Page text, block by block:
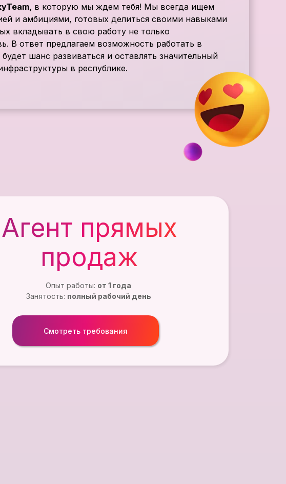
в которую мы ждем тебя! Мы всегда ищем
и амбициями, готовых делиться своими навыками
вкладывать в свою работу не только
В ответ предлагаем возможность работать в
шанс развиваться и оставлять значительный
в республике.
Агент прямых
продаж
Опыт работы: от 1 года
Занятость: полный рабочий день
Смотреть требования